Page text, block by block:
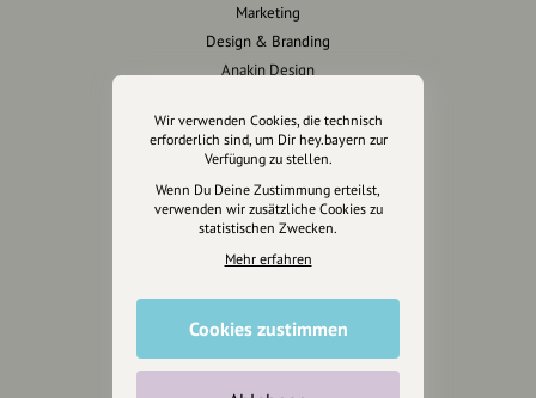
Marketing
Design & Branding
Anakin Design
Unterstütze
unsere Plattform
hey.bayern ist ein Projekt von
für alle, die uns besuchen
wollen.
Wir verwenden Cookies, die technisch
erforderlich sind, um Dir hey.bayern zur
Verfügung zu stellen.
Wenn Du Deine Zustimmung erteilst,
verwenden wir zusätzliche Cookies zu
statistischen Zwecken.
Mehr erfahren
Cookies zustimmen